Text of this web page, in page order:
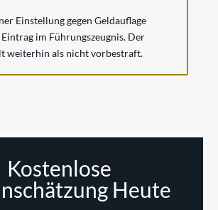
Einstellung gegen Geldauflage
im Führungszeugnis. Der
weiterhin als nicht vorbestraft.
Kostenlose
Heute